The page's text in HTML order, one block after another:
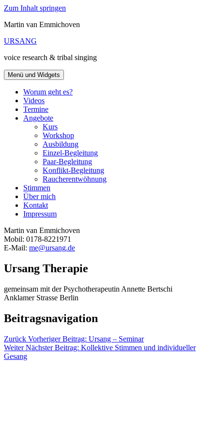
Zum Inhalt springen
Martin van Emmichoven
URSANG
voice research & tribal singing
Menü und Widgets
Worum geht es?
Videos
Termine
Angebote
Kurs
Workshop
Ausbildung
Einzel-Begleitung
Paar-Begleitung
Konflikt-Begleitung
Raucherentwöhnung
Stimmen
Über mich
Kontakt
Impressum
Martin van Emmichoven
Mobil: 0178-8221971
E-Mail: me@ursang.de
Ursang Therapie
gemeinsam mit der Psychotherapeutin Annette Bertschi
Anklamer Strasse Berlin
Beitragsnavigation
Zurück Vorheriger Beitrag: Ursang – Seminar
Weiter Nächster Beitrag: Kollektive Stimmen und individueller
Gesang